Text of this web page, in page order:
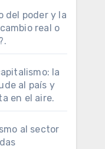
del poder y la
real o
la
al país y
en el aire.
al sector